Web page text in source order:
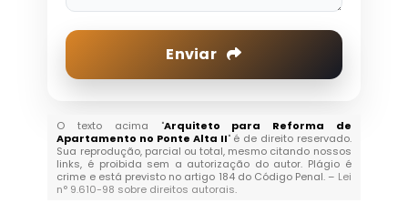
Enviar
O texto acima "Arquiteto para Reforma de
Apartamento no Ponte Alta II" é de direito reservado.
Sua reprodução, parcial ou total, mesmo citando nossos
links, é proibida sem a autorização do autor. Plágio é
crime e está previsto no artigo 184 do Código Penal. – Lei
n° 9.610-98 sobre direitos autorais.